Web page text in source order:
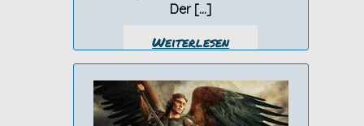
Der […]
Weiterlesen